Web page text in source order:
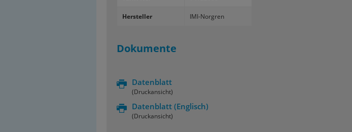
Hersteller IMI-Norgren
Dokumente
Datenblatt
(Druckansicht)
Datenblatt (Englisch)
(Druckansicht)